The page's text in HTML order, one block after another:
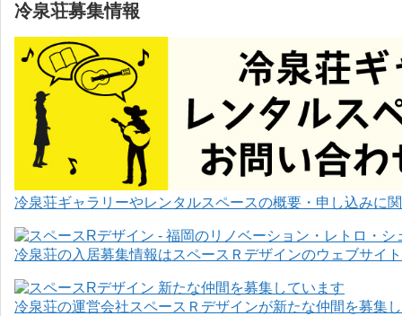
冷泉荘募集情報
冷泉荘ギャラリーやレンタルスペースの概要・申し込みに
冷泉荘の入居募集情報はスペースＲデザインのウェブサイ
冷泉荘の運営会社スペースＲデザインが新たな仲間を募集